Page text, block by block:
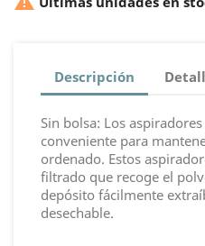
Descripción
Sin bolsa: Los
conveniente para
ordenado. Estos
filtrado que recoge el
depósito fácilmente
desechable.